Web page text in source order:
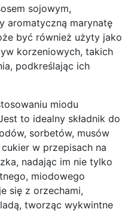
sojowym,
aromatyczną marynatę
być również użyty jako
korzeniowych, takich
podkreślając ich
miodu
to idealny składnik do
sorbetów, musów
w przepisach na
nadając im nie tylko
miodowego
się z orzechami,
tworząc wykwintne